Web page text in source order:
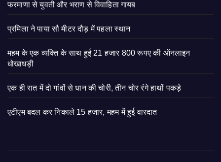
फरमाणा से युवती और भराण से विवाहिता गायब
प्रमिला ने पाया सौ मीटर दौड़ में पहला स्थान
महम के एक व्यक्ति के साथ हुई 21 हजार 800 रूपए की ऑनलाइन
धोखाधड़ी
एक ही रात में दो गांवों से धान की चोरी, तीन चोर रंगे हाथों पकड़े
एटीएम बदल कर निकाले 15 हजार, महम में हुई वारदात